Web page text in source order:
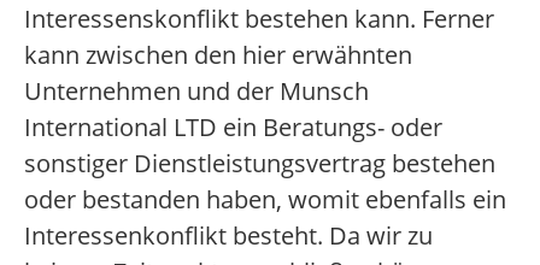
Interessenskonflikt bestehen kann. Ferner
kann zwischen den hier erwähnten
Unternehmen und der Munsch
International LTD ein Beratungs- oder
sonstiger Dienstleistungsvertrag bestehen
oder bestanden haben, womit ebenfalls ein
Interessenkonflikt besteht. Da wir zu